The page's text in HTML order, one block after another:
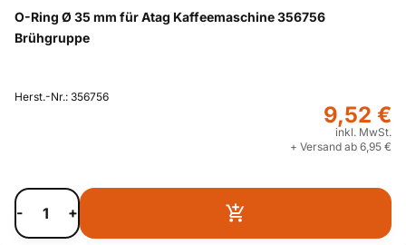
O-Ring Ø 35 mm für Atag Kaffeemaschine 356756
Brühgruppe
Herst.-Nr.: 356756
9,52 €
inkl. MwSt.
+ Versand ab 6,95 €
- +